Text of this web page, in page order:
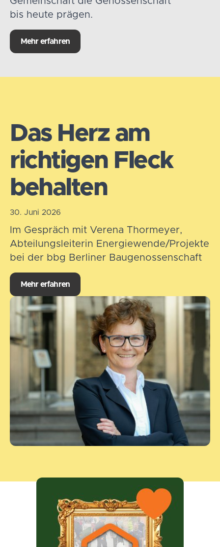
bis heute prägen.
Mehr erfahren
Das Herz am
richtigen Fleck
behalten
30. Juni 2026
Im Gespräch mit Verena Thormeyer,
Abteilungsleiterin Energiewende/Projekte
bei der bbg Berliner Baugenossenschaft
Mehr erfahren